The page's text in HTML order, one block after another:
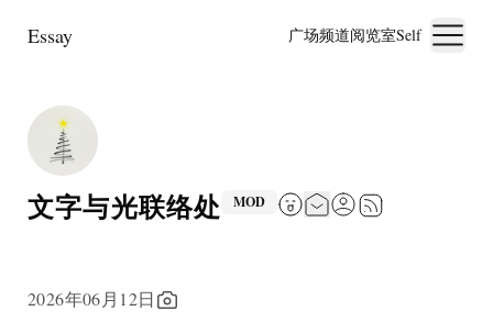
Essay 广场频道阅览室Self
文字与光联络处 MOD
2026年06月12日